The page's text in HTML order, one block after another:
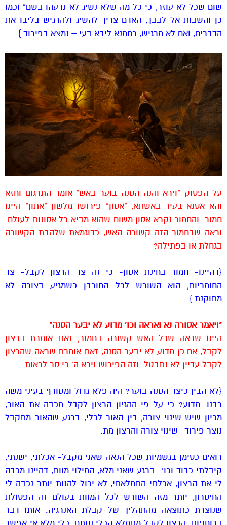
שום שכל לא עוזר, כי כל מה שלא נשיג לא נדעהו בשם" וכמו
כן והשבות אל לבבך, האדם צריך להשיג ולהרגיש בליבו את
הדברים, ואם לא מרגיש, רחמנא ליבא בעי – נמצא בפירוד.}
על הפסוק "וירא והנה הסנה בוער באש" אומר התרגום וחזא
והא אסנא בעיר באשתא, "אסון" פירושו מלשון "אתון" היינו
חמור. והחמור נקרא אסון משום שהוא מביא כל אסונות לעולם.
וראה שבחמור הזה קשורה האש, כדוגמאת שלהבת הקשורה
בגחלת או בפתילה?
{דהיינו- חמור בחינת אסון- כי זה צד הרצון לקבל- צד
החומריות, הוא השורש לכל החורבן כשמגיע בצורה לא
מתוקנת.}
"ויאמר אסורה נא ואראה וכו' מדוע לא יבער הסנה"
היינו שראה שכל האש קשורה בחמור, זאת אומרת ברצון
לקבל, אם כן מדוע לא יבער הסנה, זאת אומרת שראה שהרצון
לקבל עדיין לא נתבטל. וזה הפירוש וירא ה' כי סר לראות..
{לא הבין כיצד הסנה בוער? היה פלא גדול ומטורף בעיני משה
רבנו. מדוע? כי על פי ההגיון הרצון לקבל מכבה את האור,
מכיון שיש שינוי צורה, בין האור לכלי, ברגע שהאור מתקבל
נוצר פירוד- שינוי צורה והרצון מת.
רואים כסימן בגשמיות שכל הנאה שאני מקבל- אכלתי, ישנתי,
קיבלתי כבוד וכו'- ברגע שאני מלא, המילוי מוות, דהיינו מכבה
לי את הרצון, אכלתי התמלאתי, לא יכול להנות יותר נכבה לי
החיסרון, יותר מזה השורש לכל המוות בעולם זה הפסולת
שנוצרת כתוצאה מהתהליך של קבלת האנרגיה. אותו דבר